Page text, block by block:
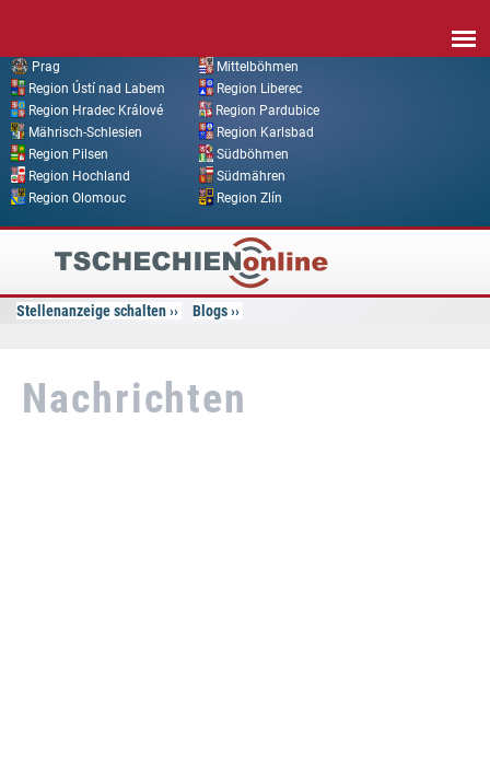
Prag
Mittelböhmen
Region Ústí nad Labem
Region Liberec
Region Hradec Králové
Region Pardubice
Mährisch-Schlesien
Region Karlsbad
Region Pilsen
Südböhmen
Region Hochland
Südmähren
Region Olomouc
Region Zlín
Tschechien
Online
Stellenanzeige schalten Blogs
Nachrichten